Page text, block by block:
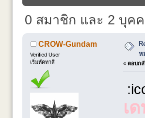
0 สมาชิก และ 2 บุค
CROW-Gundam
Verified User
เริ่มหัดทาสี
ห
« ตอบกลั
เ